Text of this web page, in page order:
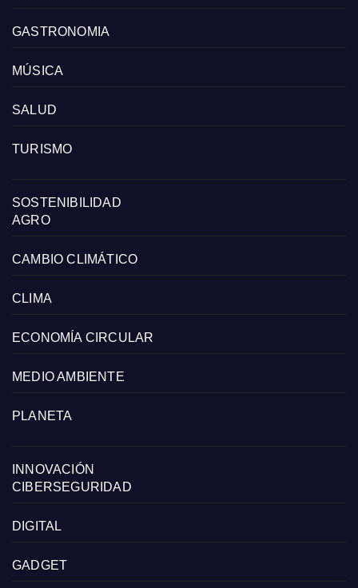
GASTRONOMIA
MÚSICA
SALUD
TURISMO
SOSTENIBILIDAD
AGRO
CAMBIO CLIMÁTICO
CLIMA
ECONOMÍA CIRCULAR
MEDIO AMBIENTE
PLANETA
INNOVACIÓN
CIBERSEGURIDAD
DIGITAL
GADGET